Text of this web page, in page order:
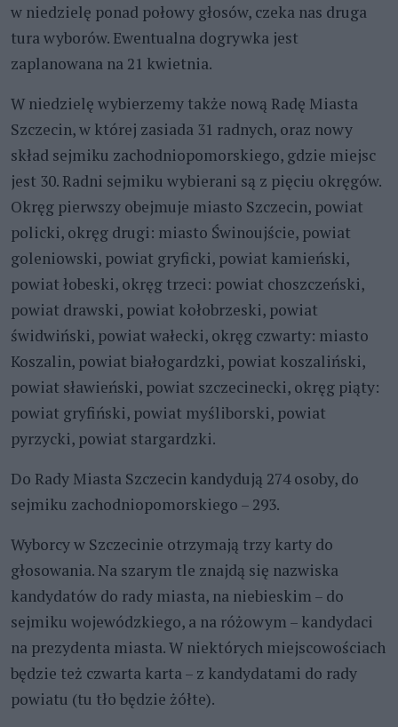
w niedzielę ponad połowy głosów, czeka nas druga
tura wyborów. Ewentualna dogrywka jest
zaplanowana na 21 kwietnia.
W niedzielę wybierzemy także nową Radę Miasta
Szczecin, w której zasiada 31 radnych, oraz nowy
skład sejmiku zachodniopomorskiego, gdzie miejsc
jest 30. Radni sejmiku wybierani są z pięciu okręgów.
Okręg pierwszy obejmuje miasto Szczecin, powiat
policki, okręg drugi: miasto Świnoujście, powiat
goleniowski, powiat gryficki, powiat kamieński,
powiat łobeski, okręg trzeci: powiat choszczeński,
powiat drawski, powiat kołobrzeski, powiat
świdwiński, powiat wałecki, okręg czwarty: miasto
Koszalin, powiat białogardzki, powiat koszaliński,
powiat sławieński, powiat szczecinecki, okręg piąty:
powiat gryfiński, powiat myśliborski, powiat
pyrzycki, powiat stargardzki.
Do Rady Miasta Szczecin kandydują 274 osoby, do
sejmiku zachodniopomorskiego – 293.
Wyborcy w Szczecinie otrzymają trzy karty do
głosowania. Na szarym tle znajdą się nazwiska
kandydatów do rady miasta, na niebieskim – do
sejmiku wojewódzkiego, a na różowym – kandydaci
na prezydenta miasta. W niektórych miejscowościach
będzie też czwarta karta – z kandydatami do rady
powiatu (tu tło będzie żółte).